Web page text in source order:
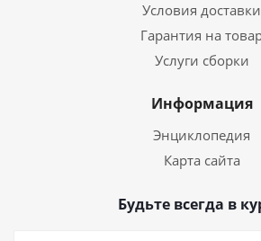
Условия доставки
Гарантия на
Услуги сборки
Информация
Энциклопедия
Карта сайта
Будьте всегда в